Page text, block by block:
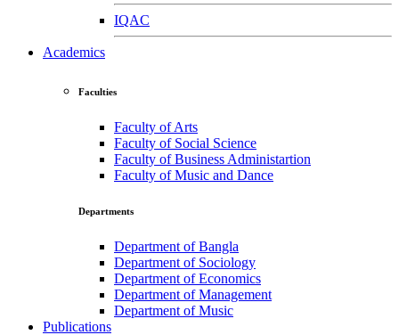
IQAC
Academics
Faculties
Faculty of Arts
Faculty of Social Science
Faculty of Business Administartion
Faculty of Music and Dance
Departments
Department of Bangla
Department of Sociology
Department of Economics
Department of Management
Department of Music
Publications